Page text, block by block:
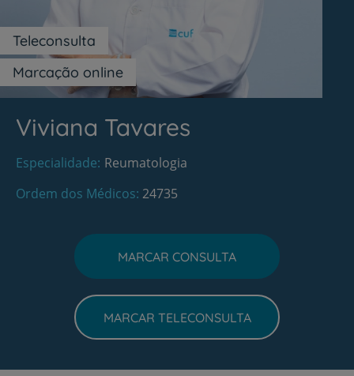
Marcação online
Teleconsulta
Viviana Tavares
Especialidade Reumatologia
Ordem dos Médicos 24735
MARCAR CONSULTA
MARCAR TELECONSULTA